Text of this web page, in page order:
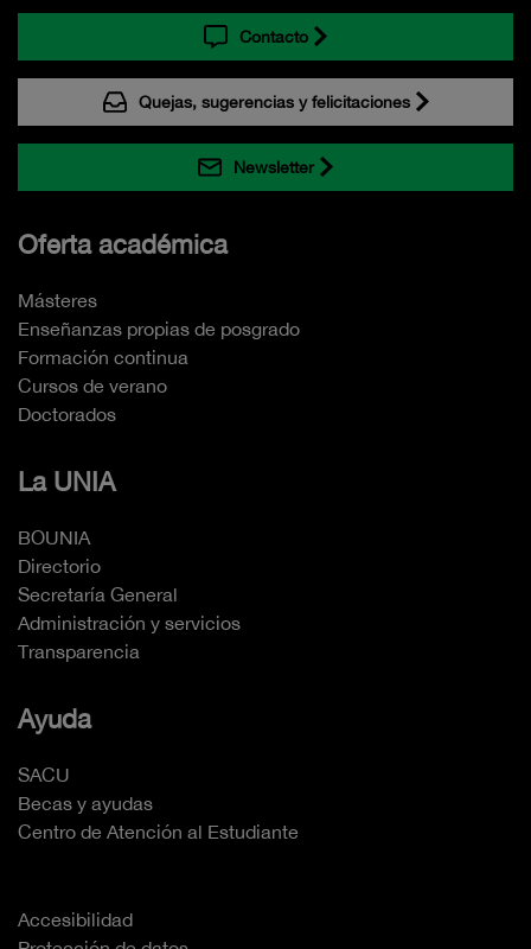
Contacto
Quejas, sugerencias y felicitaciones
Newsletter
Oferta académica
Másteres
Enseñanzas propias de posgrado
Formación continua
Cursos de verano
Doctorados
La UNIA
BOUNIA
Directorio
Secretaría General
Administración y servicios
Transparencia
Ayuda
SACU
Becas y ayudas
Centro de Atención al Estudiante
Accesibilidad